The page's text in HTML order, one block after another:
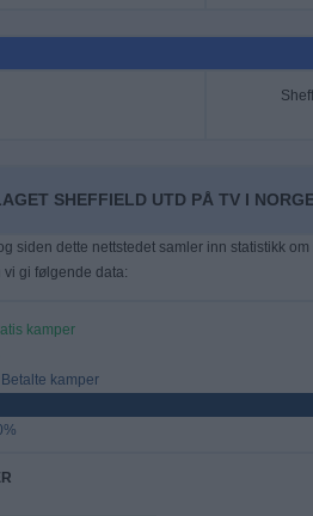
SHEFFIELD UTD PÅ TV I
siden dette nettstedet samler inn statistikk
vi gi følgende data:
kamper
kamper